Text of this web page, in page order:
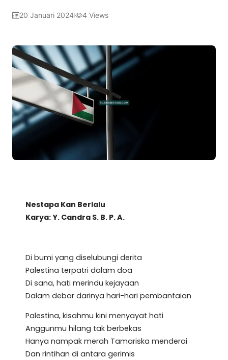
20 Januari 2024 4 Views
Nestapa Kan Berlalu
Karya: Y. Candra S. B. P. A.
Di bumi yang diselubungi derita
Palestina terpatri dalam doa
Di sana, hati merindu kejayaan
Dalam debar darinya hari-hari pembantaian
Palestina, kisahmu kini menyayat hati
Anggunmu hilang tak berbekas
Hanya nampak merah Tamariska menderai
Dan rintihan di antara gerimis